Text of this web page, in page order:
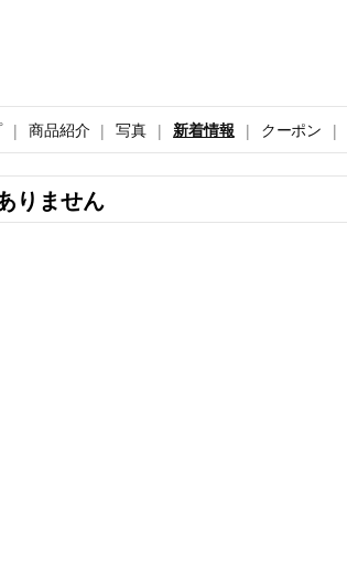
商品紹介 写真 新着情報 クーポン
りません